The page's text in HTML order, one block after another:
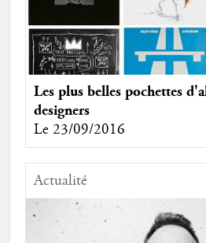
Les plus belles pochettes
designers
Le 23/09/2016
Actualité